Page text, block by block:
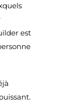
est